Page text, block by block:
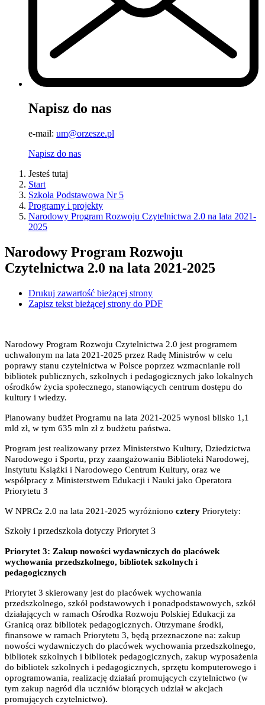
Napisz do nas
e-mail: um@orzesze.pl
Napisz do nas
Jesteś tutaj
Start
Szkoła Podstawowa Nr 5
Programy i projekty
Narodowy Program Rozwoju Czytelnictwa 2.0 na lata 2021-
2025
Narodowy Program Rozwoju
Czytelnictwa 2.0 na lata 2021-2025
Drukuj zawartość bieżącej strony
Zapisz tekst bieżącej strony do PDF
Narodowy Program Rozwoju Czytelnictwa 2.0 jest programem
uchwalonym na lata 2021-2025 przez Radę Ministrów w celu
poprawy stanu czytelnictwa w Polsce poprzez wzmacnianie roli
bibliotek publicznych, szkolnych i pedagogicznych jako lokalnych
ośrodków życia społecznego, stanowiących centrum dostępu do
kultury i wiedzy.
Planowany budżet Programu na lata 2021-2025 wynosi blisko 1,1
mld zł, w tym 635 mln zł z budżetu państwa.
Program jest realizowany przez Ministerstwo Kultury, Dziedzictwa
Narodowego i Sportu, przy zaangażowaniu Biblioteki Narodowej,
Instytutu Książki i Narodowego Centrum Kultury, oraz we
współpracy z Ministerstwem Edukacji i Nauki jako Operatora
Priorytetu 3
W NPRCz 2.0 na lata 2021-2025 wyróżniono cztery Priorytety:
Szkoły i przedszkola dotyczy Priorytet 3
Priorytet 3: Zakup nowości wydawniczych do placówek
wychowania przedszkolnego, bibliotek szkolnych i
pedagogicznych
Priorytet 3 skierowany jest do placówek wychowania
przedszkolnego, szkół podstawowych i ponadpodstawowych, szkół
działających w ramach Ośrodka Rozwoju Polskiej Edukacji za
Granicą oraz bibliotek pedagogicznych. Otrzymane środki,
finansowe w ramach Priorytetu 3, będą przeznaczone na: zakup
nowości wydawniczych do placówek wychowania przedszkolnego,
bibliotek szkolnych i bibliotek pedagogicznych, zakup wyposażenia
do bibliotek szkolnych i pedagogicznych, sprzętu komputerowego i
oprogramowania, realizację działań promujących czytelnictwo (w
tym zakup nagród dla uczniów biorących udział w akcjach
promujących czytelnictwo).